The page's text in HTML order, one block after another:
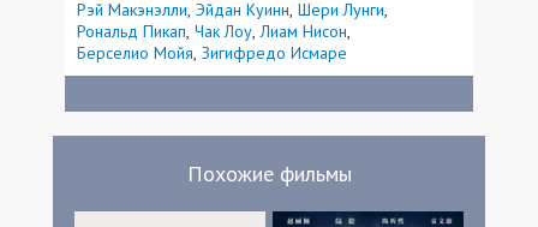
Рэй Макэнэлли Эйдан Куинн Шери Лунги
Рональд Пикап Чак Лоу Лиам Нисон
Берселио Мойя Зигифредо Исмаре
Похожие фильмы